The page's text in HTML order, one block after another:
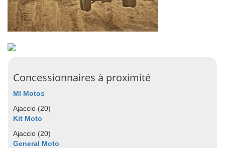
Concessionnaires à proximité
Ml Motos
Ajaccio (20)
Kit Moto
Ajaccio (20)
General Moto